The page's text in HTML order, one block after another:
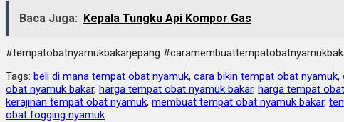
Baca Juga: Kepala Tungku Api Kompor Gas
#tempatobatnyamukbakarjepang
Tags: beli di mana tempat obat nyamuk, cara bikin tempat obat nyamuk,
obat nyamuk bakar, harga tempat obat nyamuk bakar, harga tempat
kerajinan tempat obat nyamuk, membuat tempat obat nyamuk bakar,
obat fogging nyamuk